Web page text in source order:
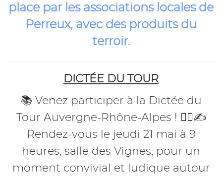
place par les associations locales de
Perreux, avec des produits du
terroir.
DICTÉE DU TOUR
📚 Venez participer à la Dictée du
Tour Auvergne-Rhône-Alpes ! 🚴‍♂️✍️
Rendez-vous le jeudi 21 mai à 9
heures, salle des Vignes, pour un
moment convivial et ludique autour